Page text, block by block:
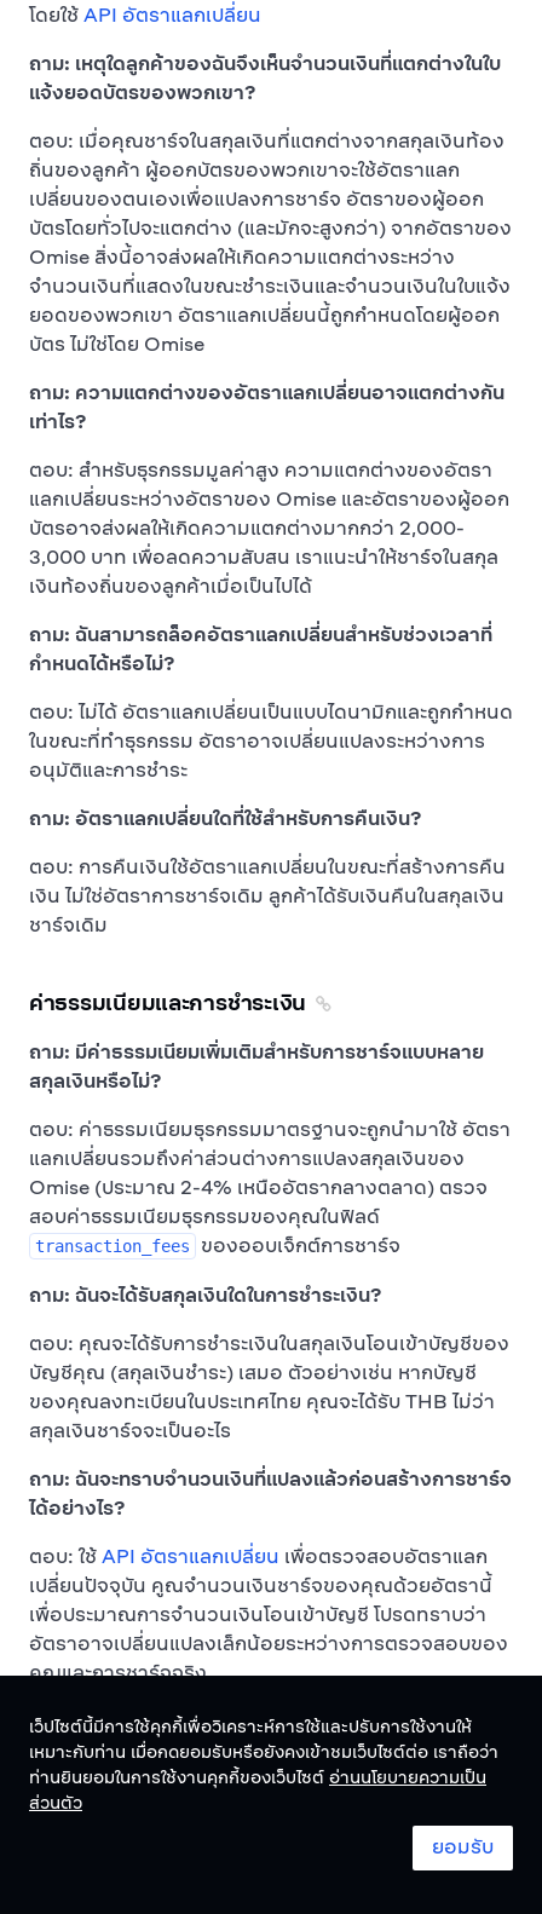
โดยใช้ API อัตราแลกเปลี่ยน
ถาม: เหตุใดลูกค้าของฉันจึงเห็นจำนวนเงินที่แตกต่างในใบ
แจ้งยอดบัตรของพวกเขา?
ตอบ: เมื่อคุณชาร์จในสกุลเงินที่แตกต่างจากสกุลเงินท้อง
ถิ่นของลูกค้า ผู้ออกบัตรของพวกเขาจะใช้อัตราแลก
เปลี่ยนของตนเองเพื่อแปลงการชาร์จ อัตราของผู้ออก
บัตรโดยทั่วไปจะแตกต่าง (และมักจะสูงกว่า) จากอัตราของ
Omise สิ่งนี้อาจส่งผลให้เกิดความแตกต่างระหว่าง
จำนวนเงินที่แสดงในขณะชำระเงินและจำนวนเงินในใบแจ้ง
ยอดของพวกเขา อัตราแลกเปลี่ยนนี้ถูกกำหนดโดยผู้ออก
บัตร ไม่ใช่โดย Omise
ถาม: ความแตกต่างของอัตราแลกเปลี่ยนอาจแตกต่างกัน
เท่าไร?
ตอบ: สำหรับธุรกรรมมูลค่าสูง ความแตกต่างของอัตรา
แลกเปลี่ยนระหว่างอัตราของ Omise และอัตราของผู้ออก
บัตรอาจส่งผลให้เกิดความแตกต่างมากกว่า 2,000-
3,000 บาท เพื่อลดความสับสน เราแนะนำให้ชาร์จในสกุล
เงินท้องถิ่นของลูกค้าเมื่อเป็นไปได้
ถาม: ฉันสามารถล็อคอัตราแลกเปลี่ยนสำหรับช่วงเวลาที่
กำหนดได้หรือไม่?
ตอบ: ไม่ได้ อัตราแลกเปลี่ยนเป็นแบบไดนามิกและถูกกำหนด
ในขณะที่ทำธุรกรรม อัตราอาจเปลี่ยนแปลงระหว่างการ
อนุมัติและการชำระ
ถาม: อัตราแลกเปลี่ยนใดที่ใช้สำหรับการคืนเงิน?
ตอบ: การคืนเงินใช้อัตราแลกเปลี่ยนในขณะที่สร้างการคืน
เงิน ไม่ใช่อัตราการชาร์จเดิม ลูกค้าได้รับเงินคืนในสกุลเงิน
ชาร์จเดิม
ค่าธรรมเนียมและการชำระเงิน
ถาม: มีค่าธรรมเนียมเพิ่มเติมสำหรับการชาร์จแบบหลาย
สกุลเงินหรือไม่?
ตอบ: ค่าธรรมเนียมธุรกรรมมาตรฐานจะถูกนำมาใช้ อัตรา
แลกเปลี่ยนรวมถึงค่าส่วนต่างการแปลงสกุลเงินของ
Omise (ประมาณ 2-4% เหนืออัตรากลางตลาด) ตรวจ
สอบค่าธรรมเนียมธุรกรรมของคุณในฟิลด์
transaction_fees ของออบเจ็กต์การชาร์จ
ถาม: ฉันจะได้รับสกุลเงินใดในการชำระเงิน?
ตอบ: คุณจะได้รับการชำระเงินในสกุลเงินโอนเข้าบัญชีของ
บัญชีคุณ (สกุลเงินชำระ) เสมอ ตัวอย่างเช่น หากบัญชี
ของคุณลงทะเบียนในประเทศไทย คุณจะได้รับ THB ไม่ว่า
สกุลเงินชาร์จจะเป็นอะไร
ถาม: ฉันจะทราบจำนวนเงินที่แปลงแล้วก่อนสร้างการชาร์จ
ได้อย่างไร?
ตอบ: ใช้ API อัตราแลกเปลี่ยน เพื่อตรวจสอบอัตราแลก
เปลี่ยนปัจจุบัน คูณจำนวนเงินชาร์จของคุณด้วยอัตรานี้
เพื่อประมาณการจำนวนเงินโอนเข้าบัญชี โปรดทราบว่า
อัตราอาจเปลี่ยนแปลงเล็กน้อยระหว่างการตรวจสอบของ
คุณและการชาร์จจริง
ถาม: จำนวนเงินขั้นต่ำและสูงสุดสำหรับการชาร์จแบบหลาย
สกุลเงินคือเท่าไร?
ตอบ: จำนวนเงินขั้นต่ำและสูงสุดถูกตั้งค่าในสกุลเงินโอน
เข้าบัญชีของคุณ ขีดจำกัดที่มีผลสำหรับการชาร์จแบบ
หลายสกุลเงินจะแตกต่างกันไปตามอัตราแลกเปลี่ยน
เว็ปไซต์นี้มีการใช้คุกกี้เพื่อวิเคราะห์การใช้และปรับการใช้งานให้
เหมาะกับท่าน เมื่อกดยอมรับหรือยังคงเข้าชมเว็บไซต์ต่อ เราถือว่า
ท่านยินยอมในการใช้งานคุกกี้ของเว็บไซต์ อ่านนโยบายความเป็น
ส่วนตัว
ยอมรับ